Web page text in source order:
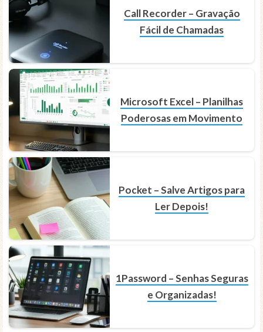
Call Recorder – Gravação
Fácil de Chamadas
Microsoft Excel – Planilhas
Poderosas em Movimento
Pocket – Salve Artigos para
Ler Depois!
1Password – Senhas Seguras
e Organizadas!